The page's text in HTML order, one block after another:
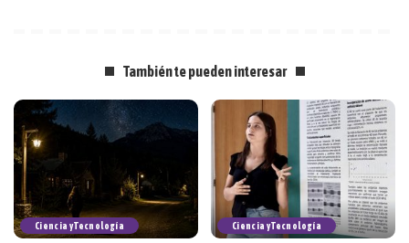
También te pueden interesar
Ciencia y Tecnología Ciencia y Tecnología